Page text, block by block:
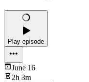
Play episode
June 16
2h 3m